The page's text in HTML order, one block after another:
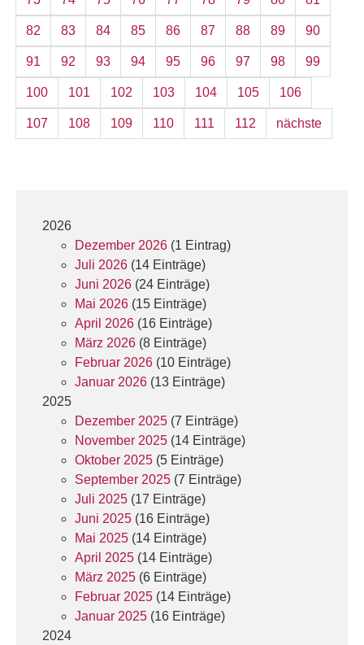
82 83 84 85 86 87 88 89 90
91 92 93 94 95 96 97 98 99
100 101 102 103 104 105 106
107 108 109 110 111 112 nächste
2026
Dezember 2026 (1 Eintrag)
Juli 2026 (14 Einträge)
Juni 2026 (24 Einträge)
Mai 2026 (15 Einträge)
April 2026 (16 Einträge)
März 2026 (8 Einträge)
Februar 2026 (10 Einträge)
Januar 2026 (13 Einträge)
2025
Dezember 2025 (7 Einträge)
November 2025 (14 Einträge)
Oktober 2025 (5 Einträge)
September 2025 (7 Einträge)
Juli 2025 (17 Einträge)
Juni 2025 (16 Einträge)
Mai 2025 (14 Einträge)
April 2025 (14 Einträge)
März 2025 (6 Einträge)
Februar 2025 (14 Einträge)
Januar 2025 (16 Einträge)
2024